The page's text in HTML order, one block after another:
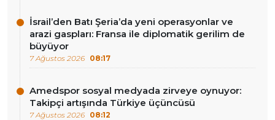
İsrail’den Batı Şeria’da yeni operasyonlar ve
arazi gaspları: Fransa ile diplomatik gerilim de
büyüyor
7 Ağustos 2026 08:17
Amedspor sosyal medyada zirveye oynuyor:
Takipçi artışında Türkiye üçüncüsü
7 Ağustos 2026 08:12